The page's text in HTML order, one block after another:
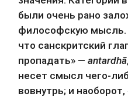
были очень рано
философскую
что санскритский
пропадать» — antardhā
несет смысл чего-
вовнутрь; и